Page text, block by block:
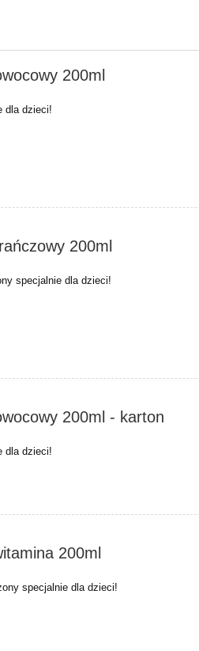
200ml
dla dzieci!
200ml
specjalnie dla dzieci!
200ml - karton
dla dzieci!
200ml
specjalnie dla dzieci!